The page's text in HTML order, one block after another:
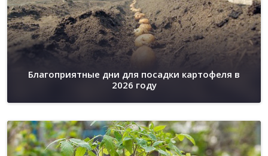
Благоприятные дни для посадки картофеля в
2026 году